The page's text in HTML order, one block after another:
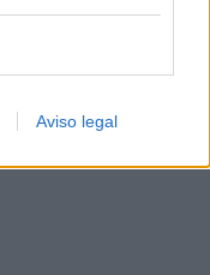
Aviso legal